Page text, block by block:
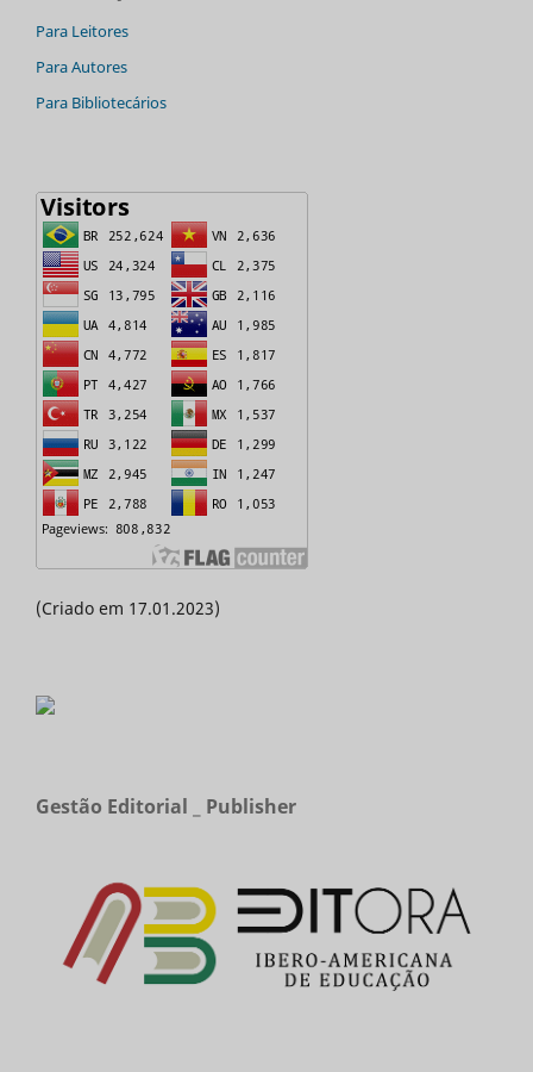
Para Leitores
Para Autores
Para Bibliotecários
(Criado em 17.01.2023)
Gestão Editorial _ Publisher